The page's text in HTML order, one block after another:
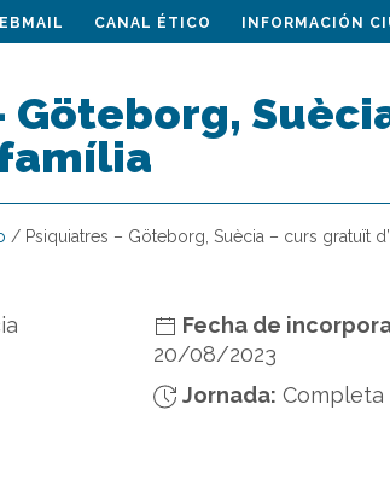
CANAL ÉTICO INFORMACIÓN
Göteborg,
/ Psiquiatres – Göteborg, Suècia – curs gratuït
Fecha de
20/08/2023
Jornada: Completa